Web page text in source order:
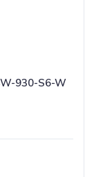
930-S6-W